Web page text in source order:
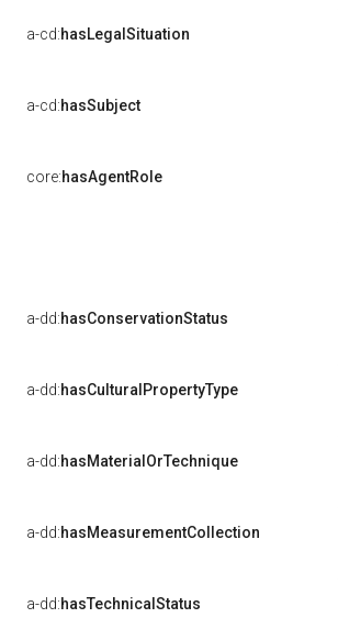
a-cd:hasLegalSituation
a-cd:hasSubject
core:hasAgentRole
a-dd:hasConservationStatus
a-dd:hasCulturalPropertyType
a-dd:hasMaterialOrTechnique
a-dd:hasMeasurementCollection
a-dd:hasTechnicalStatus